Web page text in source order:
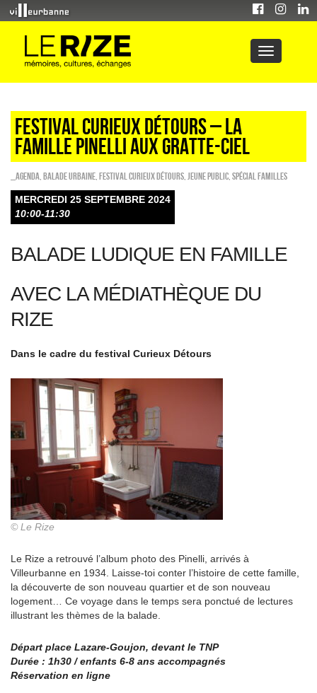
FESTIVAL CURIEUX DÉTOURS – LA
FAMILLE PINELLI AUX GRATTE-CIEL
_Agenda Balade urbaine Festival Curieux Détours Jeune public Spécial familles
MERCREDI 25 SEPTEMBRE 2024
10:00-11:30
BALADE LUDIQUE EN FAMILLE
AVEC LA MÉDIATHÈQUE DU
RIZE
Dans le cadre du festival Curieux Détours
© Le Rize
Le Rize a retrouvé l’album photo des Pinelli, arrivés à
Villeurbanne en 1934. Laisse-toi conter l’histoire de cette famille,
la découverte de son nouveau quartier et de son nouveau
logement… Ce voyage dans le temps sera ponctué de lectures
illustrant les thèmes de la balade.
Départ place Lazare-Goujon, devant le TNP
Durée : 1h30 / enfants 6-8 ans accompagnés
Réservation en ligne